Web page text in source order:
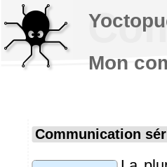
Communication
Mon